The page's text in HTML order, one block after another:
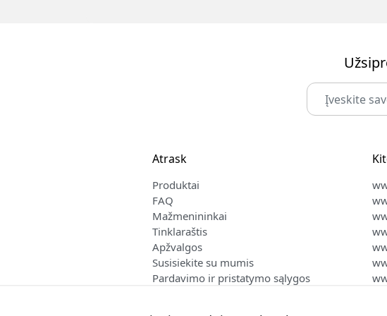
Atrask
Produktai
FAQ
Mažmenininkai
Tinklaraštis
Apžvalgos
Susisiekite su mumis
Pardavimo ir pristatymo sąlygos